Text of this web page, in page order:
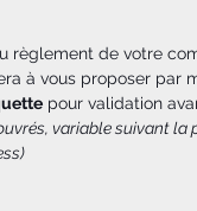
règlement de votre
à vous proposer par
pour validation
variable suivant